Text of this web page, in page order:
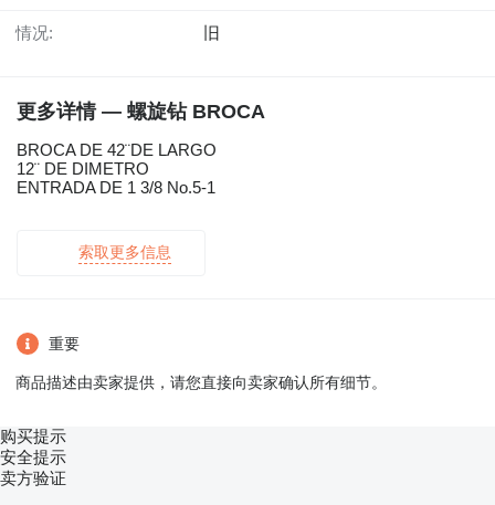
情况: 旧
更多详情 — 螺旋钻 BROCA
BROCA DE 42¨DE LARGO
12¨ DE DIMETRO
ENTRADA DE 1 3/8 No.5-1
索取更多信息
重要
商品描述由卖家提供，请您直接向卖家确认所有细节。
购买提示
安全提示
卖方验证